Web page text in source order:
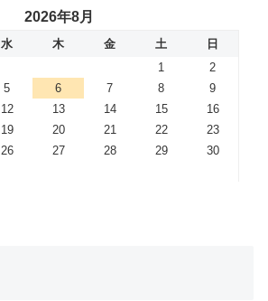
2026年8月
水 木 金 土
日
1
2
5 6 7 8
9
12 13 14 15
16
19 20 21 22
23
26 27 28 29
30